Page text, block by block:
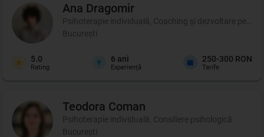
Ana Dragomir
Psihoterapie individuală, Coaching şi dezvoltare
București
5.0
Rating
6 ani
Experienţă
250-300 RON
Tarife
Teodora Coman
Psihoterapie individuală, Consiliere psihologică
București